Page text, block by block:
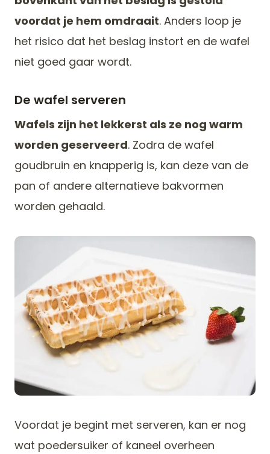
voordat je hem omdraait. Anders loop je
het risico dat het beslag instort en de wafel
niet goed gaar wordt.
De wafel serveren
Wafels zijn het lekkerst als ze nog warm
worden geserveerd. Zodra de wafel
goudbruin en knapperig is, kan deze van de
pan of andere alternatieve bakvormen
worden gehaald.
Voordat je begint met serveren, kan er nog
wat poedersuiker of kaneel overheen